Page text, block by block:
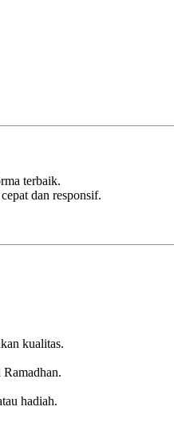
terbaik.
dan responsif.
kualitas.
hadiah.